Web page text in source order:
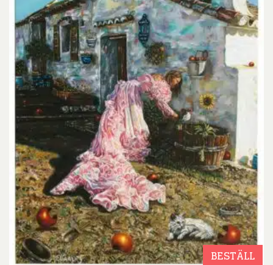
BESTÄLL